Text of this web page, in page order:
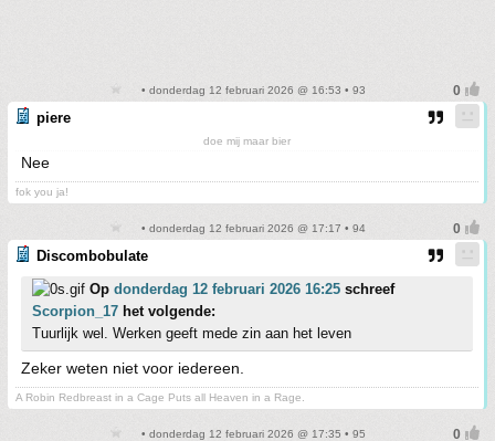
• donderdag 12 februari 2026 @ 16:53 • 93
piere
doe mij maar bier
Nee
fok you ja!
• donderdag 12 februari 2026 @ 17:17 • 94
Discombobulate
Op donderdag 12 februari 2026 16:25 schreef
Scorpion_17 het volgende:
Tuurlijk wel. Werken geeft mede zin aan het leven
Zeker weten niet voor iedereen.
A Robin Redbreast in a Cage Puts all Heaven in a Rage.
• donderdag 12 februari 2026 @ 17:35 • 95